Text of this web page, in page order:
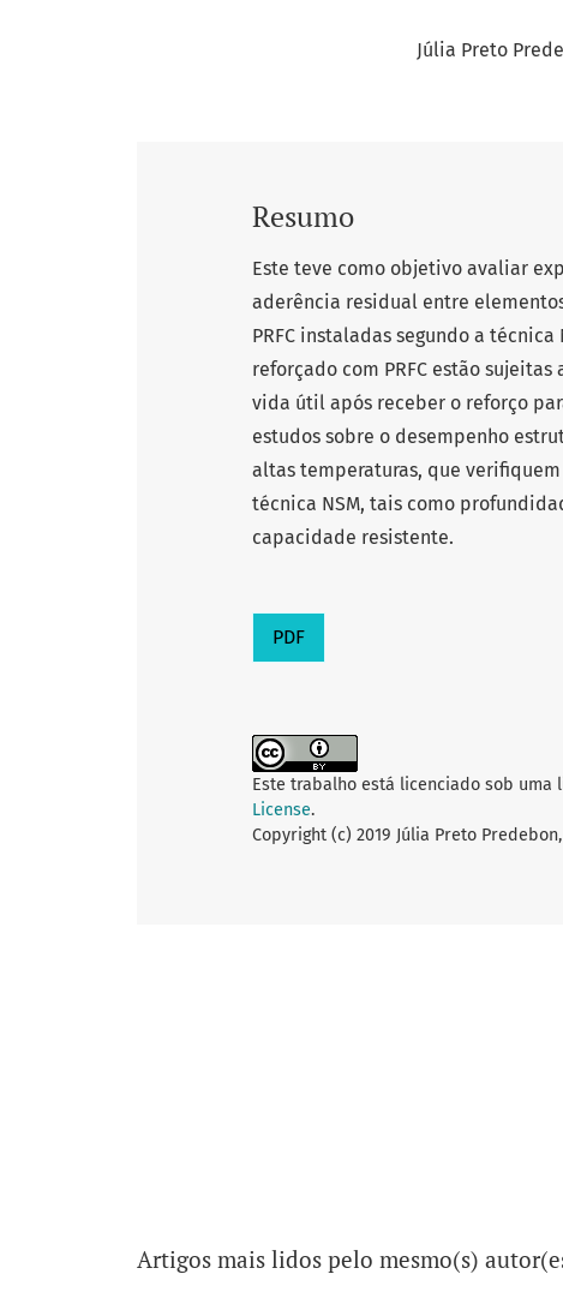
Júlia Preto
Resumo
Este teve como objetivo avaliar
aderência residual entre
PRFC instaladas segundo a
reforçado com PRFC estão
vida útil após receber o reforço
estudos sobre o desempenho
altas temperaturas, que
técnica NSM, tais como
capacidade resistente.
PDF
Este trabalho está licenciado sob uma
License.
Copyright (c) 2019 Júlia Preto
Artigos mais lidos pelo mesmo(s)